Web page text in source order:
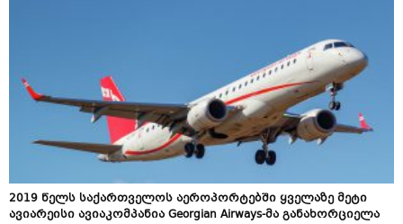
2019 წელს საქართველოს აეროპორტებში ყველაზე მეტი
ავიარეისი ავიაკომპანია Georgian Airways-მა განახორციელა